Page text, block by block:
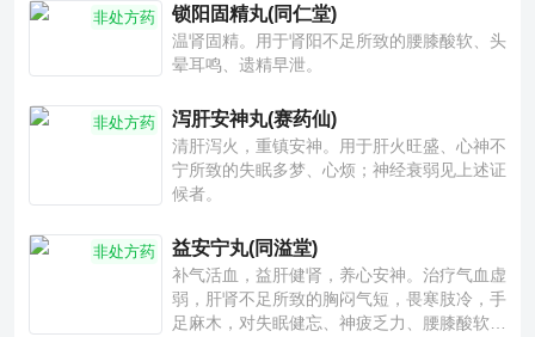
非处方药 锁阳固精丸(同仁堂)
温肾固精。用于肾阳不足所致的腰膝酸软、头
晕耳鸣、遗精早泄。
非处方药 泻肝安神丸(赛药仙)
清肝泻火，重镇安神。用于肝火旺盛、心神不
宁所致的失眠多梦、心烦；神经衰弱见上述证
候者。
非处方药 益安宁丸(同溢堂)
补气活血，益肝健肾，养心安神。治疗气血虚
弱，肝肾不足所致的胸闷气短，畏寒肢冷，手
足麻木，对失眠健忘、神疲乏力、腰膝酸软也